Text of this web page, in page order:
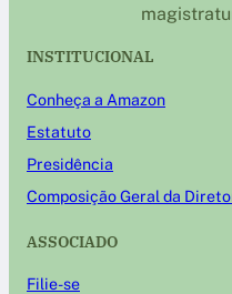
INSTITUCIONAL
Conheça a Amazon
Estatuto
Presidência
Composição Geral da
ASSOCIADO
Filie-se